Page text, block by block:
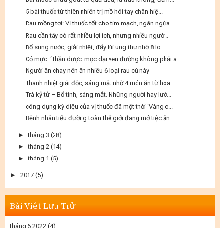
5 bài thuốc từ thiên nhiên trị mồ hôi tay chân hiệ...
Rau mồng tơi: Vị thuốc tốt cho tim mạch, ngăn ngừa...
Rau cần tây có rất nhiều lợi ích, nhưng nhiều ngườ...
Bổ sung nước, giải nhiệt, đẩy lùi ung thư nhờ 8 lo...
Cỏ mực: ‘Thần dược’ mọc dại ven đường không phải a...
Người ăn chay nên ăn nhiều 6 loại rau củ này
Thanh nhiệt giải độc, sáng mắt nhờ 4 món ăn từ hoa...
Trà kỷ tử – Bổ tinh, sáng mắt. Những người hay lướ...
công dụng kỳ diệu của vị thuốc đã một thời ‘Vàng c...
Bệnh nhân tiểu đường toàn thế giới đang mở tiệc ăn...
►tháng 3 (28)
►tháng 2 (14)
►tháng 1 (5)
► 2017 (5)
Bài Viêt Lưu Trử
tháng 6 2022 (4)